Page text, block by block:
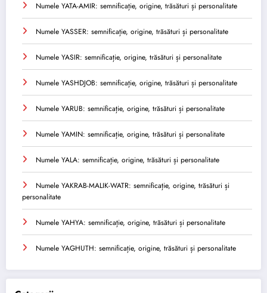
Numele YATA-AMIR: semnificație, origine, trăsături și personalitate
Numele YASSER: semnificație, origine, trăsături și personalitate
Numele YASIR: semnificație, origine, trăsături și personalitate
Numele YASHDJOB: semnificație, origine, trăsături și personalitate
Numele YARUB: semnificație, origine, trăsături și personalitate
Numele YAMIN: semnificație, origine, trăsături și personalitate
Numele YALA: semnificație, origine, trăsături și personalitate
Numele YAKRAB-MALIK-WATR: semnificație, origine, trăsături și
personalitate
Numele YAHYA: semnificație, origine, trăsături și personalitate
Numele YAGHUTH: semnificație, origine, trăsături și personalitate